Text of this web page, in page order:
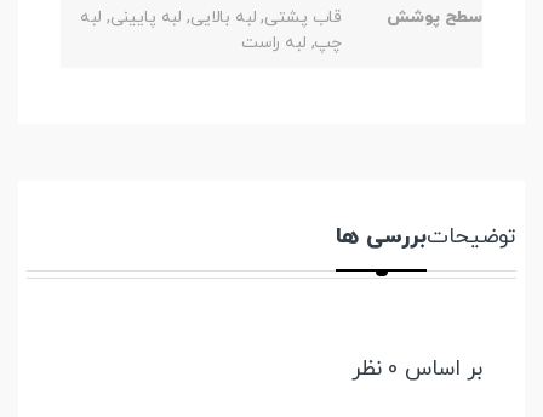
سطح پوشش
قاب پشتی, لبه بالایی, لبه پایینی, لبه
چپ, لبه راست
توضیحاتبررسی ها
بر اساس 0 نظر